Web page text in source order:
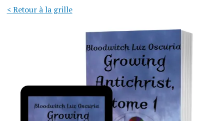
< Retour à la grille